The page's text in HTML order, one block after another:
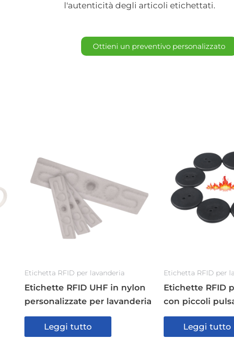
l'autenticità degli articoli etichettati.
Ottieni un preventivo personalizzato
Etichetta RFID per lavanderia
Etichette RFID UHF in nylon
personalizzate per lavanderia
Leggi tutto
Etichetta RFID per
Etichette RFID
con piccoli
Leggi tutto